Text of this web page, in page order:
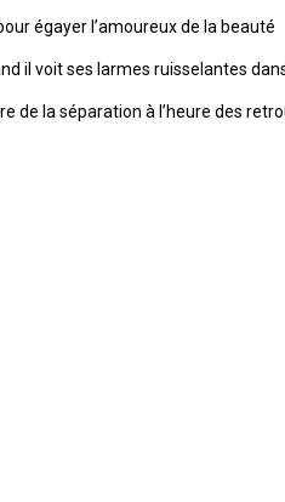
égayer l’amoureux de la beauté
il voit ses larmes ruisselantes
de la séparation à l’heure des